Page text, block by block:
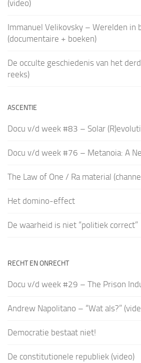
(video)
Immanuel Velikovsky – Werelden in
(documentaire + boeken)
De occulte geschiedenis van het
reeks)
ASCENTIE
Docu v/d week #83 – Solar
Docu v/d week #76 – Metanoia: A
The Law of One / Ra material
Het domino-effect
De waarheid is niet “politiek correct”
RECHT EN ONRECHT
Docu v/d week #29 – The Prison
Andrew Napolitano – “Wat als?”
Democratie bestaat niet!
De constitutionele republiek (video)